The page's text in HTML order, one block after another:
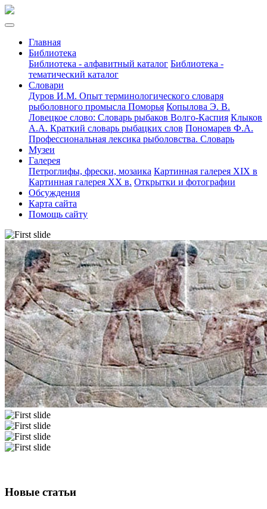
Главная
Библиотека
Библиотека - алфавитный каталог Библиотека -
тематический каталог
Словари
Дуров И.М. Опыт терминологического словаря
рыболовного промысла Поморья Копылова Э. В.
Ловецкое слово: Словарь рыбаков Волго-Каспия Клыков
А.А. Краткий словарь рыбацких слов Пономарев Ф.А.
Профессиональная лексика рыболовства. Словарь
Музеи
Галерея
Петроглифы, фрески, мозаика Картинная галерея XIX в
Картинная галерея XX в. Открытки и фотографии
Обсуждения
Карта сайта
Помощь сайту
Новые статьи